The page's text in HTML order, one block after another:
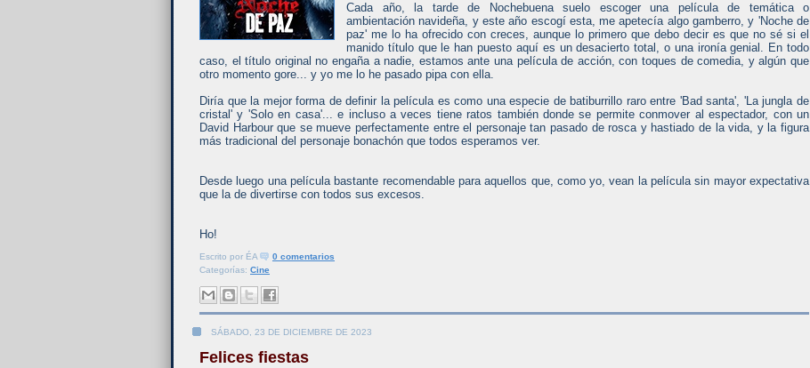
Cada año, la tarde de Nochebuena suelo escoger una película de temática o
ambientación navideña, y este año escogí esta, me apetecía algo gamberro, y 'Noche de
paz' me lo ha ofrecido con creces, aunque lo primero que debo decir es que no sé si el
manido título que le han puesto aquí es un desacierto total, o una ironía genial. En todo
caso, el título original no engaña a nadie, estamos ante una película de acción, con toques de comedia, y algún que
otro momento gore... y yo me lo he pasado pipa con ella.
Diría que la mejor forma de definir la película es como una especie de batiburrillo raro entre 'Bad santa', 'La jungla de
cristal' y 'Solo en casa'... e incluso a veces tiene ratos también donde se permite conmover al espectador, con un
David Harbour que se mueve perfectamente entre el personaje tan pasado de rosca y hastiado de la vida, y la figura
más tradicional del personaje bonachón que todos esperamos ver.
Desde luego una película bastante recomendable para aquellos que, como yo, vean la película sin mayor expectativa
que la de divertirse con todos sus excesos.
Ho!
Escrito por ÉA
0 comentarios
Categorías: Cine
SÁBADO, 23 DE DICIEMBRE DE 2023
Felices fiestas